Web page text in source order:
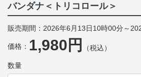
バンダナ＜トリコロール＞
販売期間：2026年6月13日10時00分～
価格： 1,980円 （税込）
数量